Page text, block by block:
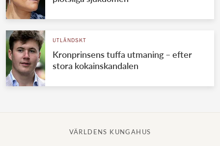
UTLÄNDSKT
Kronprinsens tuffa utmaning – efter
stora kokainskandalen
VÄRLDENS KUNGAHUS